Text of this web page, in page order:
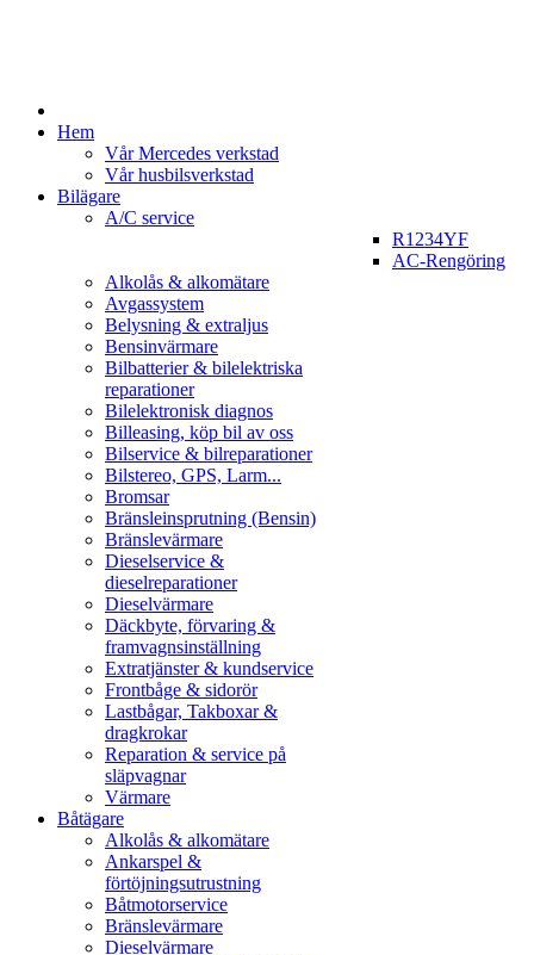
Hem
Vår Mercedes verkstad
Vår husbilsverkstad
Bilägare
A/C service
R1234YF
AC-Rengöring
Alkolås & alkomätare
Avgassystem
Belysning & extraljus
Bensinvärmare
Bilbatterier & bilelektriska
reparationer
Bilelektronisk diagnos
Billeasing, köp bil av oss
Bilservice & bilreparationer
Bilstereo, GPS, Larm...
Bromsar
Bränsleinsprutning (Bensin)
Bränslevärmare
Dieselservice &
dieselreparationer
Dieselvärmare
Däckbyte, förvaring &
framvagnsinställning
Extratjänster & kundservice
Frontbåge & sidorör
Lastbågar, Takboxar &
dragkrokar
Reparation & service på
släpvagnar
Värmare
Båtägare
Alkolås & alkomätare
Ankarspel &
förtöjningsutrustning
Båtmotorservice
Bränslevärmare
Dieselvärmare